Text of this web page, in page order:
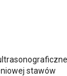
stawów